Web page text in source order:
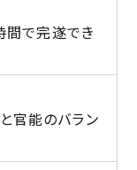
間で完遂でき
官能のバラン